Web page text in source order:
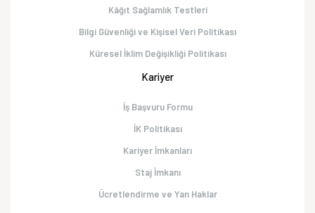
Kâğıt Sağlamlık Testleri
Bilgi Güvenliği ve Kişisel Veri Politikası
Küresel İklim Değişikliği Politikası
Kariyer
İş Başvuru Formu
İK Politikası
Kariyer İmkanları
Staj İmkanı
Ücretlendirme ve Yan Haklar